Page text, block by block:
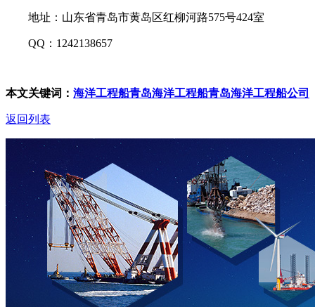
地址：山东省青岛市黄岛区红柳河路575号424室
QQ：1242138657
本文关键词： 海洋工程船青岛海洋工程船青岛海洋工程船公司
返回列表